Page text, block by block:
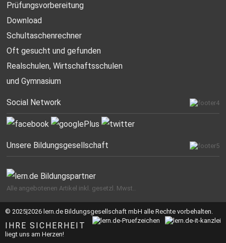
Prüfungsvorbereitung
Download
Schultaschenrechner
Oft gesucht und gefunden
Realschulen,Wirtschaftsschulen
und Gymnasium
Social Network
Unsere Bildungsgesellschaft
Alle angebotenen Artikel inkl. gesetzl. Mwst..
© 2025|2026 lern.de Bildungsgesellschaft mbH alle Rechte vorbehalten.
IHRE SICHERHEIT
liegt uns am Herzen!